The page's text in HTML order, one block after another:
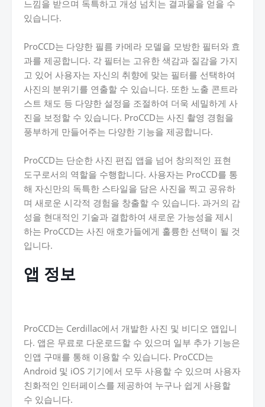
느낌을 받으며 독특하고 개성 넘치는 결과물을 얻을 수
있습니다.
ProCCD는 다양한 필름 카메라 모델을 모방한 필터와 효
과를 제공합니다. 각 필터는 고유한 색감과 질감을 가지
고 있어 사용자는 자신의 취향에 맞는 필터를 선택하여
사진의 분위기를 연출할 수 있습니다. 또한 노출 콘트라
스트 채도 등 다양한 설정을 조절하여 더욱 세밀하게 사
진을 보정할 수 있습니다. ProCCD는 사진 촬영 경험을
풍부하게 만들어주는 다양한 기능을 제공합니다.
ProCCD는 단순한 사진 편집 앱을 넘어 창의적인 표현
도구로서의 역할을 수행합니다. 사용자는 ProCCD를 통
해 자신만의 독특한 스타일을 담은 사진을 찍고 공유하
며 새로운 시각적 경험을 창출할 수 있습니다. 과거의 감
성을 현대적인 기술과 결합하여 새로운 가능성을 제시
하는 ProCCD는 사진 애호가들에게 훌륭한 선택이 될 것
입니다.
앱 정보
ProCCD는 Cerdillac에서 개발한 사진 및 비디오 앱입니
다. 앱은 무료로 다운로드할 수 있으며 일부 추가 기능은
인앱 구매를 통해 이용할 수 있습니다. ProCCD는
Android 및 iOS 기기에서 모두 사용할 수 있으며 사용자
친화적인 인터페이스를 제공하여 누구나 쉽게 사용할
수 있습니다.